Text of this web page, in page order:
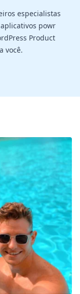
especialistas
powr
Product
você.